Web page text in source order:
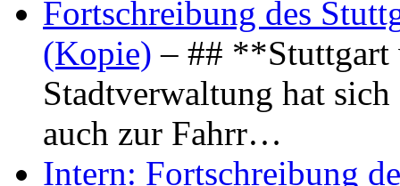
Fortschreibung des
(Kopie) – ## **Stuttgart
Stadtverwaltung hat
auch zur Fahrr…
Intern: Fortschreibung